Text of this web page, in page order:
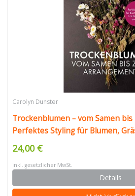
Carolyn Dunster
Trockenblumen – vom Samen
Perfektes Styling für Blumen,
24,00 €
inkl. gesetzlicher MwSt.
Details